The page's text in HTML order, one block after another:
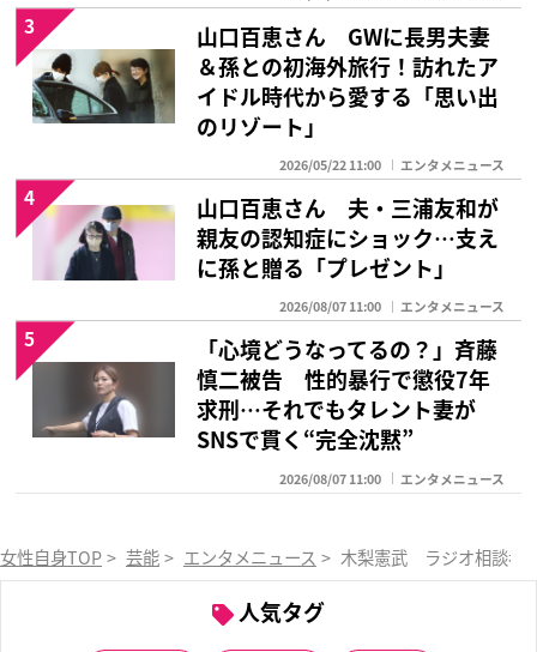
山口百恵さん GWに長男夫妻
＆孫との初海外旅行！訪れたア
イドル時代から愛する「思い出
のリゾート」
2026/05/22 11:00 エンタメニュース
3
山口百恵さん 夫・三浦友和が
親友の認知症にショック…支え
に孫と贈る「プレゼント」
2026/08/07 11:00 エンタメニュース
4
「心境どうなってるの？」斉藤
慎二被告 性的暴行で懲役7年
求刑…それでもタレント妻が
SNSで貫く“完全沈黙”
2026/08/07 11:00 エンタメニュース
5
女性自身TOP > 芸能 > エンタメニュース > 木梨憲武 ラジオ相談者
人気タグ